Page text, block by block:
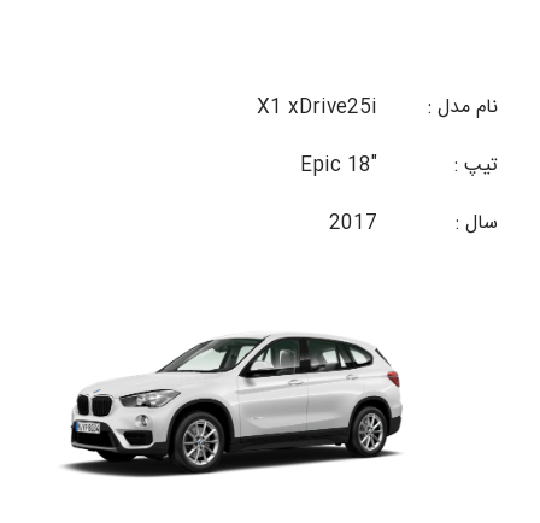
نام مدل :
X1 xDrive25i
تیپ :
"Epic 18
سال :
2017